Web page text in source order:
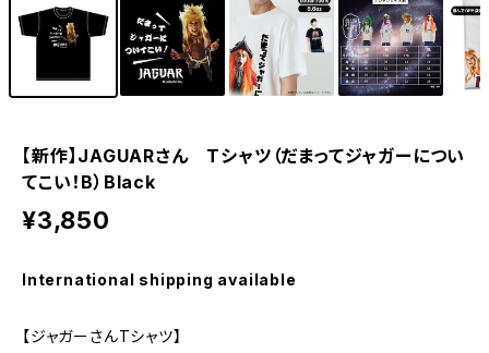
【新作】JAGUARさん Tシャツ（だまってジャガーについ
てこい！B）Black
¥3,850
International shipping available
【ジャガーさんTシャツ】